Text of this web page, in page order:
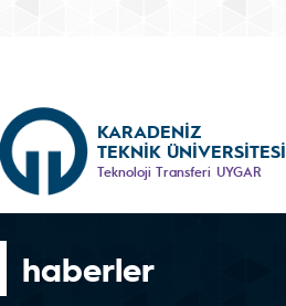
KARADENİZ
TEKNİK ÜNİVERSİTESİ
Teknoloji Transferi UYGAR
haberler